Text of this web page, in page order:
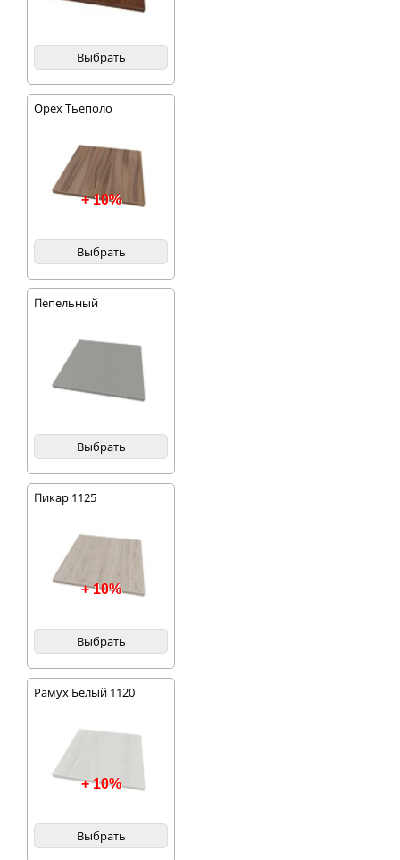
Выбрать
Орех Тьеполо
+ 10%
Выбрать
Пепельный
Выбрать
Пикар 1125
+ 10%
Выбрать
Рамух Белый 1120
+ 10%
Выбрать